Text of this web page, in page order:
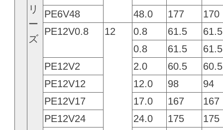
リ
ー
ズ
PE6V48
48.0 177
170
PE12V0.8
12 0.8 61.5
61.5
0.8
61.5
61.5
PE12V2
2.0 60.5
60.5
PE12V12
12.0 98
94
PE12V17
17.0 167
167
PE12V24
24.0 175
175